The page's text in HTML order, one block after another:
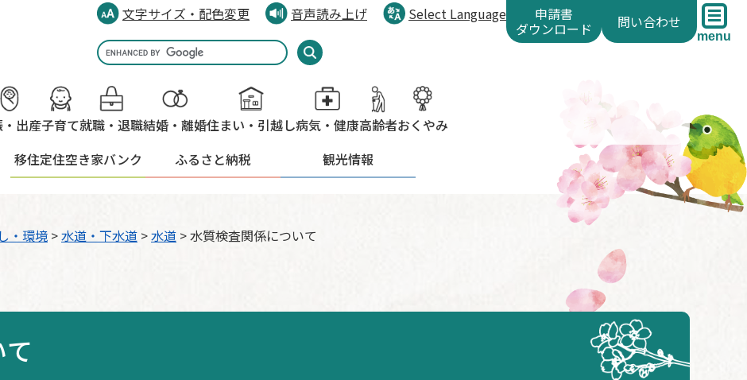
文字サイズ・配色変更 音声読み上げ
Select Language
Google
カ
ス
タ
ム
索
申請書
ダウンロード 問い合わせ
menu
出産子育て就職・退職結婚・離婚住まい・引越し病気・健康高齢者おくやみ
移住定住空き家バンク ふるさと納税 観光情報
・環境 >水道・下水道 >水道 >水質検査関係について